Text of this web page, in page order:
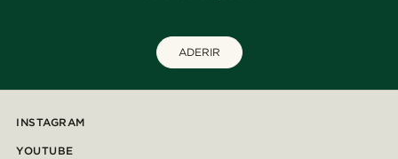
ADERIR
INSTAGRAM
YOUTUBE